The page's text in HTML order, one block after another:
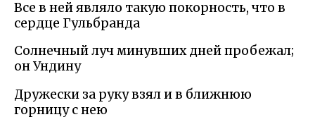
Все в ней являло такую покорность, что в
сердце Гульбранда
Солнечный луч минувших дней пробежал;
он Ундину
Дружески за руку взял и в ближнюю
горницу с нею